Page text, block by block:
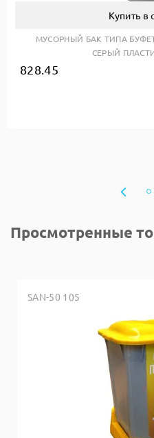
в корзину
Купить в
МУСОРНЫЙ БАК ТИПА
СЕРЫЙ
828.45
Просмотренные
SAN-50 105